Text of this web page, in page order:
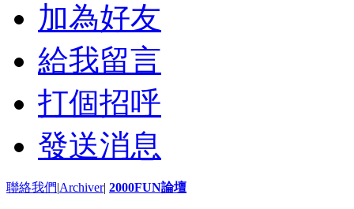
加為好友
給我留言
打個招呼
發送消息
聯絡我們|Archiver| 2000FUN論壇